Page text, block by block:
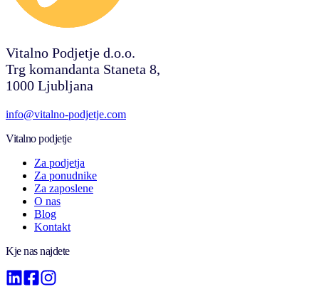
Vitalno Podjetje d.o.o.
Trg komandanta Staneta 8,
1000 Ljubljana
info@vitalno-podjetje.com
Vitalno podjetje
Za podjetja
Za ponudnike
Za zaposlene
O nas
Blog
Kontakt
Kje nas najdete